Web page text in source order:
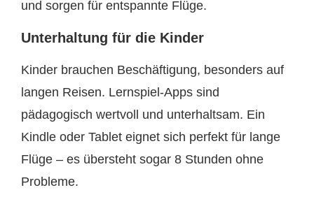
und sorgen für entspannte Flüge.
Unterhaltung für die Kinder
Kinder brauchen Beschäftigung, besonders auf
langen Reisen. Lernspiel-Apps sind
pädagogisch wertvoll und unterhaltsam. Ein
Kindle oder Tablet eignet sich perfekt für lange
Flüge – es übersteht sogar 8 Stunden ohne
Probleme.